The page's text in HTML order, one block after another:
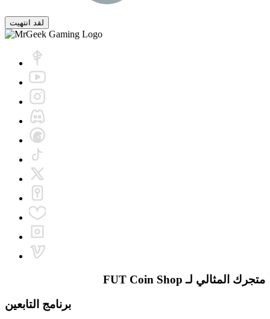
لقد انتهيت
متجرك المثالي لـ FUT Coin Shop
برنامج التابعين